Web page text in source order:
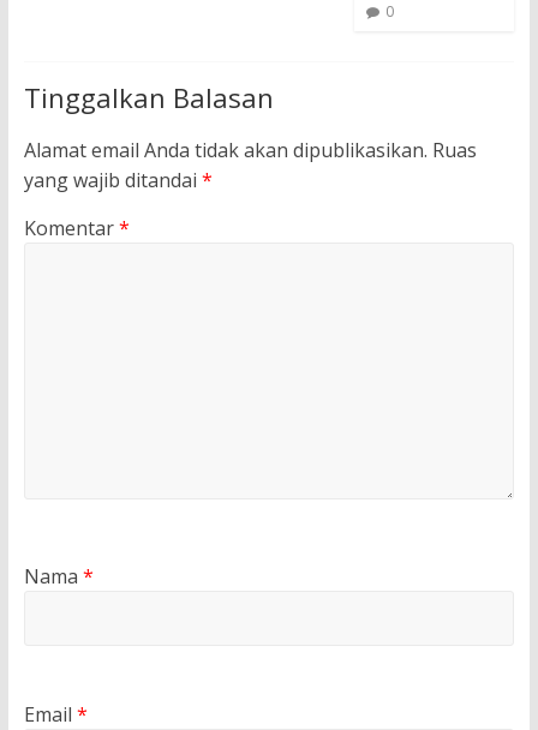
0
Tinggalkan Balasan
Alamat email Anda tidak akan dipublikasikan. Ruas
yang wajib ditandai *
Komentar*
Nama *
Email *